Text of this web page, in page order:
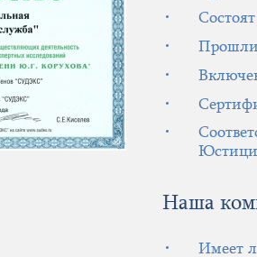
Прошли
Наша
Имеет